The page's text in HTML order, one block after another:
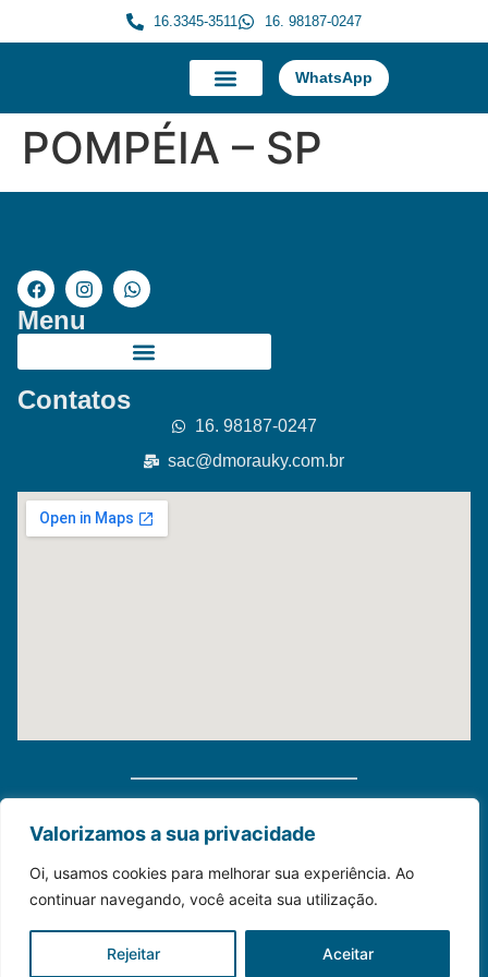
Valorizamos a sua privacidade
Oi, usamos cookies para melhorar sua experiência. Ao
continuar navegando, você aceita sua utilização.
Rejeitar Aceitar
16.3345-3511 16. 98187-0247
WhatsApp
POMPÉIA – SP
Menu
Contatos
16. 98187-0247
sac@dmorauky.com.br
Distribuidora Morauky 2025. Todos Os Direitos